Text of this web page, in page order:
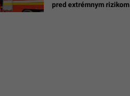
pred extrémnym rizikom